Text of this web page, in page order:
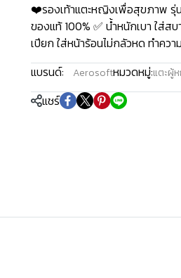
❤️รองเท้าแตะหญิงเพื่อสุขภาพ รุ่น
ของแท้ 100% ✅ น้ำหนักเบา ใส่ส
เปียก ใส่หน้าร้อนไม่กลัวหด ทำคว
แบรนด์:
Aerosoftหมวดหมู่:แตะผู้
แชร์